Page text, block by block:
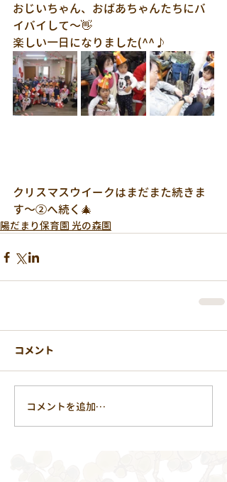
おじいちゃん、おばあちゃんたちにバ
イバイして～👋
楽しい一日になりました(^^♪
クリスマスウイークはまだまた続きま
す～②へ続く🎄
陽だまり保育園 光の森園
コメント
コメントを追加…